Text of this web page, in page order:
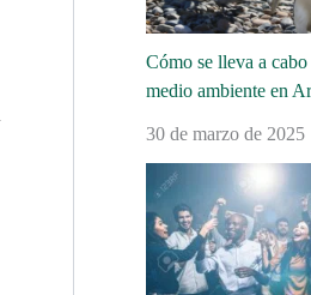
Cómo se lleva a
medio ambiente en
30 de marzo de 2025